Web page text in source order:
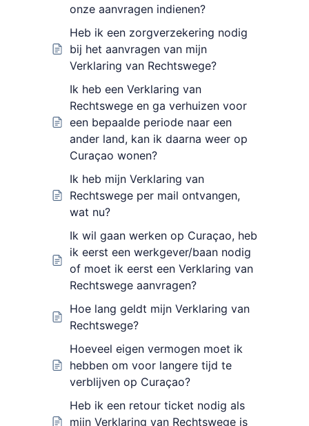
onze aanvragen indienen?
Heb ik een zorgverzekering nodig
bij het aanvragen van mijn
Verklaring van Rechtswege?
Ik heb een Verklaring van
Rechtswege en ga verhuizen voor
een bepaalde periode naar een
ander land, kan ik daarna weer op
Curaçao wonen?
Ik heb mijn Verklaring van
Rechtswege per mail ontvangen,
wat nu?
Ik wil gaan werken op Curaçao, heb
ik eerst een werkgever/baan nodig
of moet ik eerst een Verklaring van
Rechtswege aanvragen?
Hoe lang geldt mijn Verklaring van
Rechtswege?
Hoeveel eigen vermogen moet ik
hebben om voor langere tijd te
verblijven op Curaçao?
Heb ik een retour ticket nodig als
mijn Verklaring van Rechtswege is